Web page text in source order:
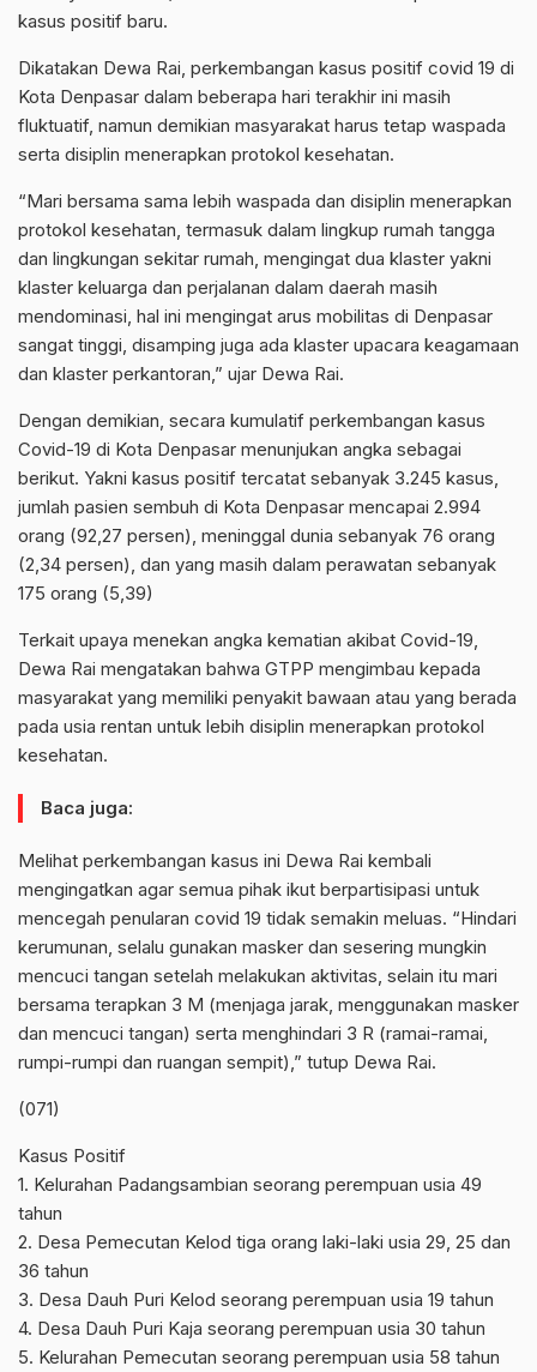
kasus positif baru.
Dikatakan Dewa Rai, perkembangan kasus positif covid 19 di
Kota Denpasar dalam beberapa hari terakhir ini masih
fluktuatif, namun demikian masyarakat harus tetap waspada
serta disiplin menerapkan protokol kesehatan.
“Mari bersama sama lebih waspada dan disiplin menerapkan
protokol kesehatan, termasuk dalam lingkup rumah tangga
dan lingkungan sekitar rumah, mengingat dua klaster yakni
klaster keluarga dan perjalanan dalam daerah masih
mendominasi, hal ini mengingat arus mobilitas di Denpasar
sangat tinggi, disamping juga ada klaster upacara keagamaan
dan klaster perkantoran,” ujar Dewa Rai.
Dengan demikian, secara kumulatif perkembangan kasus
Covid-19 di Kota Denpasar menunjukan angka sebagai
berikut. Yakni kasus positif tercatat sebanyak 3.245 kasus,
jumlah pasien sembuh di Kota Denpasar mencapai 2.994
orang (92,27 persen), meninggal dunia sebanyak 76 orang
(2,34 persen), dan yang masih dalam perawatan sebanyak
175 orang (5,39)
Terkait upaya menekan angka kematian akibat Covid-19,
Dewa Rai mengatakan bahwa GTPP mengimbau kepada
masyarakat yang memiliki penyakit bawaan atau yang berada
pada usia rentan untuk lebih disiplin menerapkan protokol
kesehatan.
Baca juga:
Melihat perkembangan kasus ini Dewa Rai kembali
mengingatkan agar semua pihak ikut berpartisipasi untuk
mencegah penularan covid 19 tidak semakin meluas. “Hindari
kerumunan, selalu gunakan masker dan sesering mungkin
mencuci tangan setelah melakukan aktivitas, selain itu mari
bersama terapkan 3 M (menjaga jarak, menggunakan masker
dan mencuci tangan) serta menghindari 3 R (ramai-ramai,
rumpi-rumpi dan ruangan sempit),” tutup Dewa Rai.
(071)
Kasus Positif
1. Kelurahan Padangsambian seorang perempuan usia 49
tahun
2. Desa Pemecutan Kelod tiga orang laki-laki usia 29, 25 dan
36 tahun
3. Desa Dauh Puri Kelod seorang perempuan usia 19 tahun
4. Desa Dauh Puri Kaja seorang perempuan usia 30 tahun
5. Kelurahan Pemecutan seorang perempuan usia 58 tahun